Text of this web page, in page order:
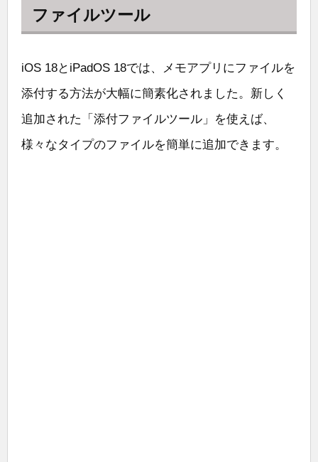
ファイルツール
iOS 18とiPadOS 18では、メモアプリにファイルを
添付する方法が大幅に簡素化されました。新しく
追加された「添付ファイルツール」を使えば、
様々なタイプのファイルを簡単に追加できます。